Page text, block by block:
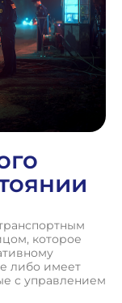
которое
либо имеет
с управлением